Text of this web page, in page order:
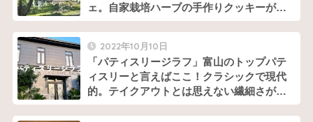
ェ。自家栽培ハーブの手作りクッキーが魅
力
2022年10月10日
「パティスリージラフ」富山のトップパテ
ィスリーと言えばここ！クラシックで現代
的。テイクアウトとは思えない繊細さが素
晴らしい